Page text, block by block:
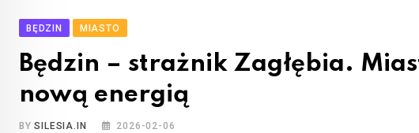
BĘDZIN MIASTO
Będzin – strażnik Zagłębia.
nową energią
BYSILESIA.IN 2026-02-06